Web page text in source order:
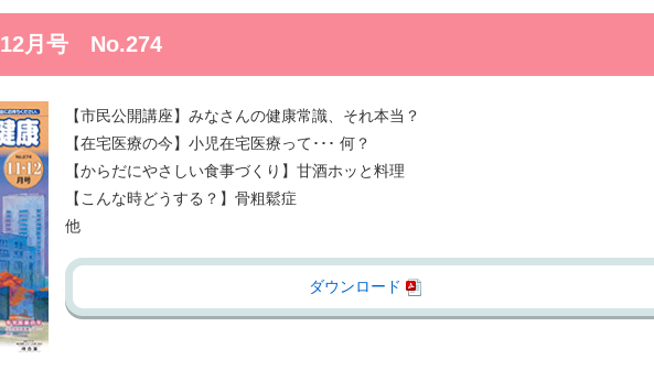
12月号 No.274
【市民公開講座】みなさんの健康常識、それ本当？
【在宅医療の今】小児在宅医療って･･･ 何？
【からだにやさしい食事づくり】甘酒ホッと料理
【こんな時どうする？】骨粗鬆症
他
ダウンロード